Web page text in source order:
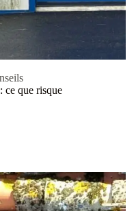
ce que risque